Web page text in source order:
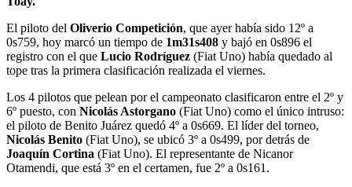
El piloto del Oliverio Competición, que ayer había sido 12º a
0s759, hoy marcó un tiempo de 1m31s408 y bajó en 0s896 el
registro con el que Lucio Rodríguez (Fiat Uno) había quedado al
tope tras la primera clasificación realizada el viernes.
Los 4 pilotos que pelean por el campeonato clasificaron entre el 2º y
6º puesto, con Nicolás Astorgano (Fiat Uno) como el único intruso:
el piloto de Benito Juárez quedó 4º a 0s669. El líder del torneo,
Nicolás Benito (Fiat Uno), se ubicó 3º a 0s499, por detrás de
Joaquín Cortina (Fiat Uno). El representante de Nicanor
Otamendi, que está 3º en el certamen, fue 2º a 0s161.